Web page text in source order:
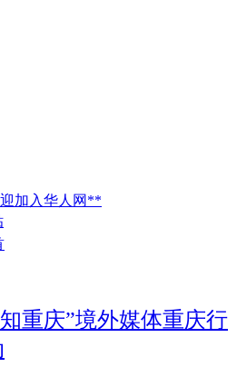
加入华人网**
重庆”境外媒体重庆行